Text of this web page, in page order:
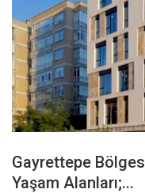
Gayrettepe
Yaşam Alanları;...